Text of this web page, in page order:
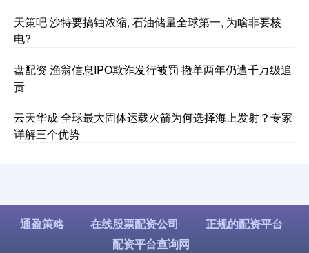
天策吧 沙特要搞铀浓缩, 石油储量全球第一, 为啥非要核
电?
盘配资 渔翁信息IPO欺诈发行被罚 撤单两年仍遭千万级追
责
云天华成 全球最大固体运载火箭为何选择海上发射？专家
详解三个优势
通盈策略 在线股票配资公司
正规的配资平台
配资平台查询网